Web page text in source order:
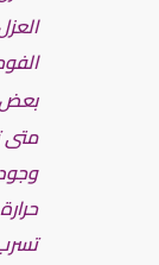
بعض
متى